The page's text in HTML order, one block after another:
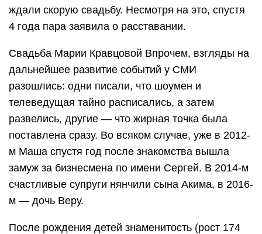
ждали скорую свадьбу. Несмотря на это, спустя
4 года пара заявила о расставании.
Свадьба Марии Кравцовой Впрочем, взгляды на
дальнейшее развитие событий у СМИ
разошлись: одни писали, что шоумен и
телеведущая тайно расписались, а затем
развелись, другие — что жирная точка была
поставлена сразу. Во всяком случае, уже в 2012-
м Маша спустя год после знакомства вышла
замуж за бизнесмена по имени Сергей. В 2014-м
счастливые супруги нянчили сына Акима, в 2016-
м — дочь Веру.
После рождения детей знаменитость (рост 174